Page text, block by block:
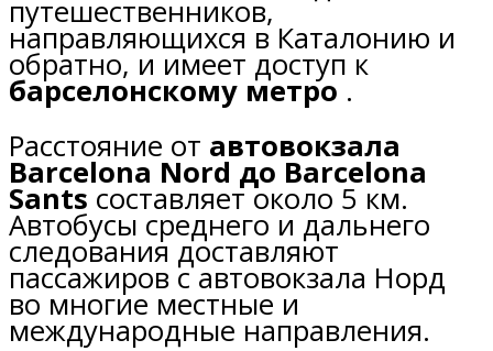
путешественников,
направляющихся в Каталонию и
обратно, и имеет доступ к
барселонскому метро .
Расстояние от автовокзала
Barcelona Nord до Barcelona
Sants составляет около 5 км.
Автобусы среднего и дальнего
следования доставляют
пассажиров с автовокзала Норд
во многие местные и
международные направления.